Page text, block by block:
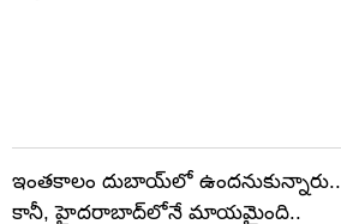
ఇంతకాలం దుబాయ్‌లో ఉందనుకున్నారు..
కానీ, హైదరాబాద్‌లోనే మాయమైంది..